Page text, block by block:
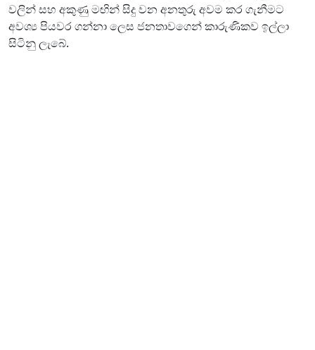
වලින් සහ අකුණු මඟින් සිදු වන අනතුරු අවම කර ගැනීමට
අවශ්‍ය පියවර ගන්නා ලෙස ජනතාවගෙන් කාරුණිකව ඉල්ලා
සිටිනු ලැබේ.